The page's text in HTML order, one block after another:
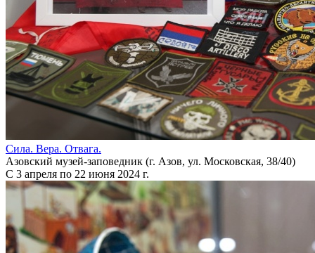
Сила. Вера. Отвага.
Азовский музей-заповедник (г. Азов, ул. Московская, 38/40)
С 3 апреля по 22 июня 2024 г.